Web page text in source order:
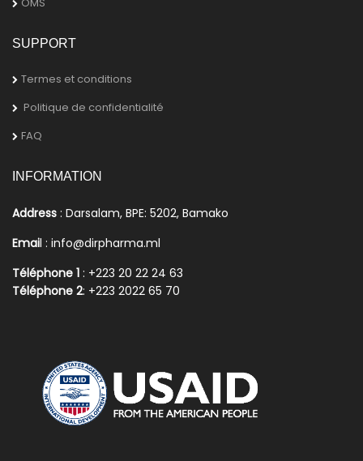
SUPPORT
Termes et conditions
Politique de confidentialité
FAQ
INFORMATION
Address : Darsalam, BPE: 5202, Bamako
Email : info@dirpharma.ml
Téléphone 1 : +223 20 22 24 63
Téléphone 2: +223 2022 65 70